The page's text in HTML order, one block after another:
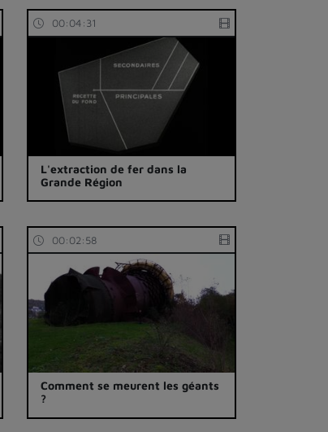
00:04:31
L'extraction de fer dans la
Grande Région
00:02:58
Comment se meurent les géants
?